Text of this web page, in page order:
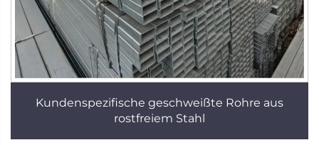
Kundenspezifische geschweißte Rohre aus
rostfreiem Stahl